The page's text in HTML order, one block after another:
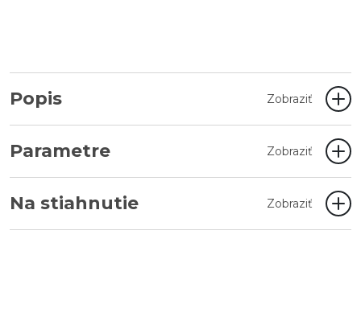
Popis Zobraziť
Parametre Zobraziť
Na stiahnutie Zobraziť